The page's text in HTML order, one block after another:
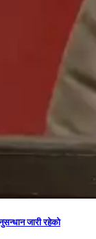
जारी रहेको